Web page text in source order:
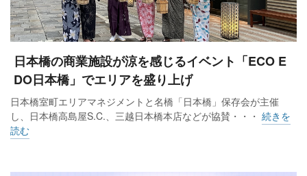
日本橋の商業施設が涼を感じるイベント「ECO E
DO日本橋」でエリアを盛り上げ
日本橋室町エリアマネジメントと名橋「日本橋」保存会が主催
し、日本橋高島屋S.C.、三越日本橋本店などが協賛・・・ 続きを
読む